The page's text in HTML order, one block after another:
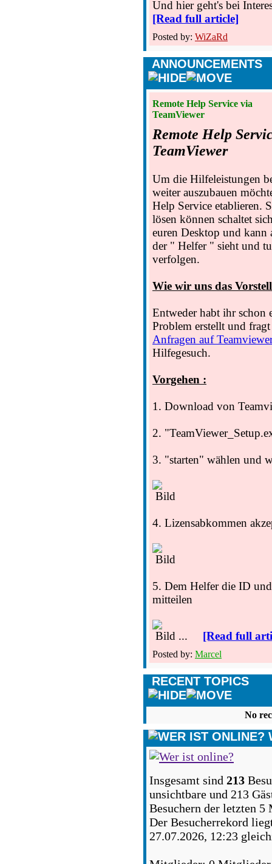
Und hier geht's bei
[Read full article]
Posted by: WiZaRd
ANNOUNCEMENTS
Remote Help Service via
TeamViewer
Remote Help
TeamViewer
Um die Hilfeleistungen
weiter auszubauen
Help Service etablieren.
lösen können schaltet
euren Desktop und kann
der " Helfer " sieht und
verfolgen.
Wie wir uns das
Entweder habt ihr schon
Problem erstellt und
Anfragen auf
Hilfegesuch.
Vorgehen :
1. Download von
2.
3. "starten" wählen und
4. Lizensabkommen
5. Dem Helfer die ID
mitteilen
... [Read full
Posted by: Marcel
RECENT TOPICS
No
Insgesamt sind 213
unsichtbare und 213
Besuchern der letzten 5
Der Besucherrekord
27.07.2026, 12:23